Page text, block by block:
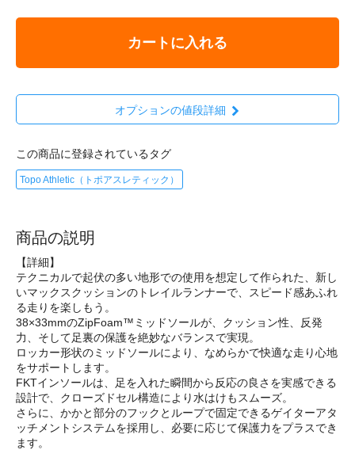
カートに入れる
オプションの値段詳細
この商品に登録されているタグ
Topo Athletic（トポアスレティック）
商品の説明
【詳細】
テクニカルで起伏の多い地形での使用を想定して作られた、新し
いマックスクッションのトレイルランナーで、スピード感あふれ
る走りを楽しもう。
38×33mmのZipFoam™ミッドソールが、クッション性、反発
力、そして足裏の保護を絶妙なバランスで実現。
ロッカー形状のミッドソールにより、なめらかで快適な走り心地
をサポートします。
FKTインソールは、足を入れた瞬間から反応の良さを実感できる
設計で、クローズドセル構造により水はけもスムーズ。
さらに、かかと部分のフックとループで固定できるゲイターアタ
ッチメントシステムを採用し、必要に応じて保護力をプラスでき
ます。